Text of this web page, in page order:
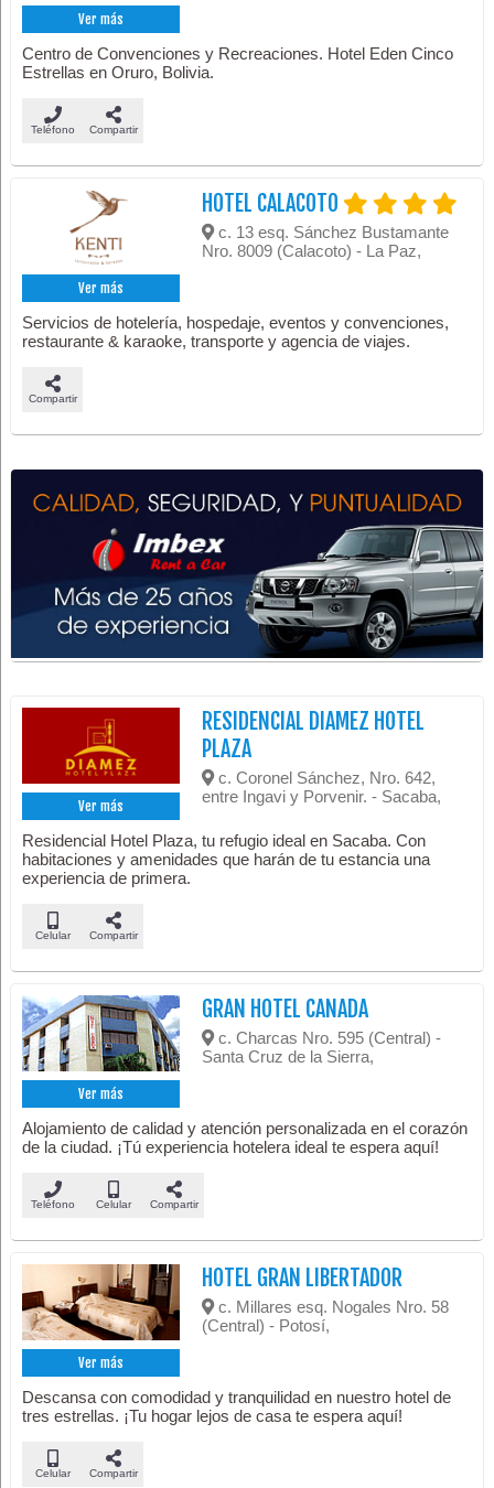
Ver más
Centro de Convenciones y Recreaciones. Hotel Eden Cinco
Estrellas en Oruro, Bolivia.
Teléfono Compartir
Ver más
HOTEL CALACOTO
c. 13 esq. Sánchez Bustamante
Nro. 8009 (Calacoto) - La Paz,
Servicios de hotelería, hospedaje, eventos y convenciones,
restaurante & karaoke, transporte y agencia de viajes.
Compartir
Ver más
RESIDENCIAL DIAMEZ HOTEL
PLAZA
c. Coronel Sánchez, Nro. 642,
entre Ingavi y Porvenir. - Sacaba,
Residencial Hotel Plaza, tu refugio ideal en Sacaba. Con
habitaciones y amenidades que harán de tu estancia una
experiencia de primera.
Celular Compartir
Ver más
GRAN HOTEL CANADA
c. Charcas Nro. 595 (Central) -
Santa Cruz de la Sierra,
Alojamiento de calidad y atención personalizada en el corazón
de la ciudad. ¡Tú experiencia hotelera ideal te espera aquí!
Teléfono Celular Compartir
Ver más
HOTEL GRAN LIBERTADOR
c. Millares esq. Nogales Nro. 58
(Central) - Potosí,
Descansa con comodidad y tranquilidad en nuestro hotel de
tres estrellas. ¡Tu hogar lejos de casa te espera aquí!
Celular Compartir